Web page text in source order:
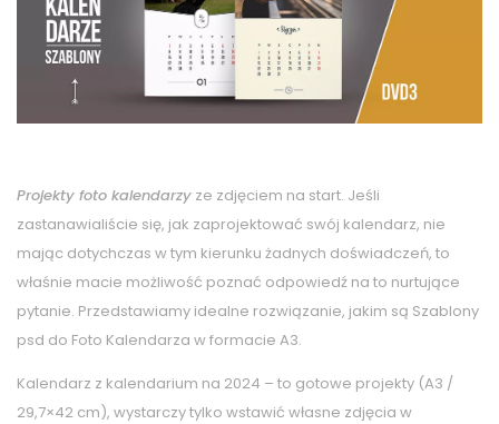
Projekty foto kalendarzy ze zdjęciem na start. Jeśli
zastanawialiście się, jak zaprojektować swój kalendarz, nie
mając dotychczas w tym kierunku żadnych doświadczeń, to
właśnie macie możliwość poznać odpowiedź na to nurtujące
pytanie. Przedstawiamy idealne rozwiązanie, jakim są Szablony
psd do Foto Kalendarza w formacie A3.
Kalendarz z kalendarium na 2024 – to gotowe projekty (A3 /
29,7×42 cm), wystarczy tylko wstawić własne zdjęcia w